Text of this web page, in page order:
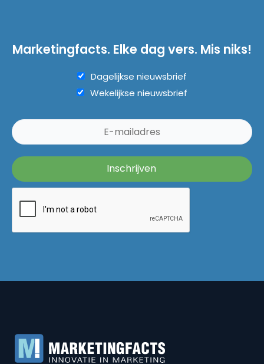
Marketingfacts. Elke dag vers. Mis niks!
Dagelijkse nieuwsbrief
Wekelijkse nieuwsbrief